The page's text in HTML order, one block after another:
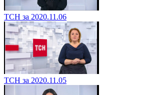
ТСН за 2020.11.06
ТСН за 2020.11.05